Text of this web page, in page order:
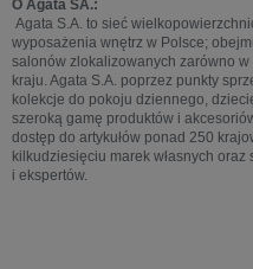
O Agata SA.:
Agata S.A. to sieć
wyposażenia wnętrz w Polsce;
salonów zlokalizowanych zarówno w
kraju. Agata S.A. poprzez punkty
kolekcje do pokoju dziennego,
szeroką gamę produktów i
dostęp do artykułów ponad 250
kilkudziesięciu marek własnych
i ekspertów.